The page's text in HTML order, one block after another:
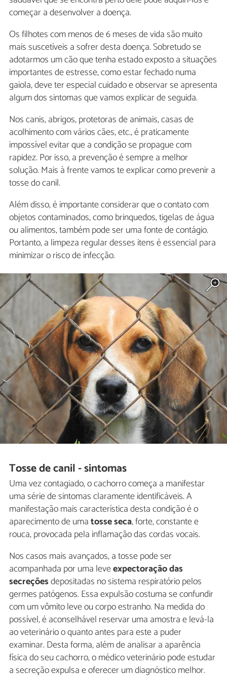
começar a desenvolver a doença.
Os filhotes com menos de 6 meses de vida são muito
mais suscetíveis a sofrer desta doença. Sobretudo se
adotarmos um cão que tenha estado exposto a situações
importantes de estresse, como estar fechado numa
gaiola, deve ter especial cuidado e observar se apresenta
algum dos sintomas que vamos explicar de seguida.
Nos canis, abrigos, protetoras de animais, casas de
acolhimento com vários cães, etc., é praticamente
impossível evitar que a condição se propague com
rapidez. Por isso, a prevenção é sempre a melhor
solução. Mais à frente vamos te explicar como prevenir a
tosse do canil.
Além disso, é importante considerar que o contato com
objetos contaminados, como brinquedos, tigelas de água
ou alimentos, também pode ser uma fonte de contágio.
Portanto, a limpeza regular desses itens é essencial para
minimizar o risco de infecção.
Tosse de canil - sintomas
Uma vez contagiado, o cachorro começa a manifestar
uma série de sintomas claramente identificáveis. A
manifestação mais característica desta condição é o
aparecimento de umatosse seca, forte, constante e
rouca, provocada pela inflamação das cordas vocais.
Nos casos mais avançados, a tosse pode ser
acompanhada por uma leveexpectoração das
secreçõesdepositadas no sistema respiratório pelos
germes patógenos. Essa expulsão costuma se confundir
com um vômito leve ou corpo estranho. Na medida do
possível, é aconselhável reservar uma amostra e levá-la
ao veterinário o quanto antes para este a puder
examinar. Desta forma, além de analisar a aparência
física do seu cachorro, o médico veterinário pode estudar
a secreção expulsa e oferecer um diagnóstico melhor.